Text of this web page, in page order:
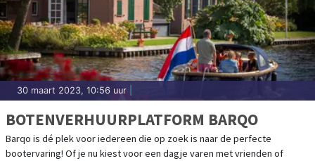
30 maart 2023, 10:56 uur
BOTENVERHUURPLATFORM BARQO
Barqo is dé plek voor iedereen die op zoek is naar de perfecte
bootervaring! Of je nu kiest voor een dagje varen met vrienden of